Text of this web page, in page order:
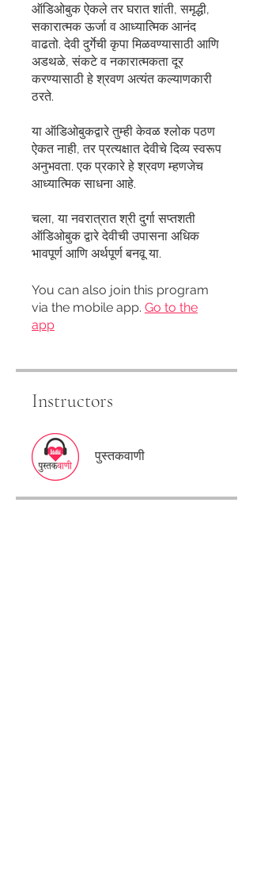
ऑडिओबुक ऐकले तर घरात शांती, समृद्धी,
सकारात्मक ऊर्जा व आध्यात्मिक आनंद
वाढतो. देवी दुर्गेची कृपा मिळवण्यासाठी आणि
अडथळे, संकटे व नकारात्मकता दूर
करण्यासाठी हे श्रवण अत्यंत कल्याणकारी
ठरते.
या ऑडिओबुकद्वारे तुम्ही केवळ श्लोक पठण
ऐकत नाही, तर प्रत्यक्षात देवीचे दिव्य स्वरूप
अनुभवता. एक प्रकारे हे श्रवण म्हणजेच
आध्यात्मिक साधना आहे.
चला, या नवरात्रात श्री दुर्गा सप्तशती
ऑडिओबुक द्वारे देवीची उपासना अधिक
भावपूर्ण आणि अर्थपूर्ण बनवू या.
You can also join this program
via the mobile app. Go to the
app
Instructors
पुस्तकवाणी